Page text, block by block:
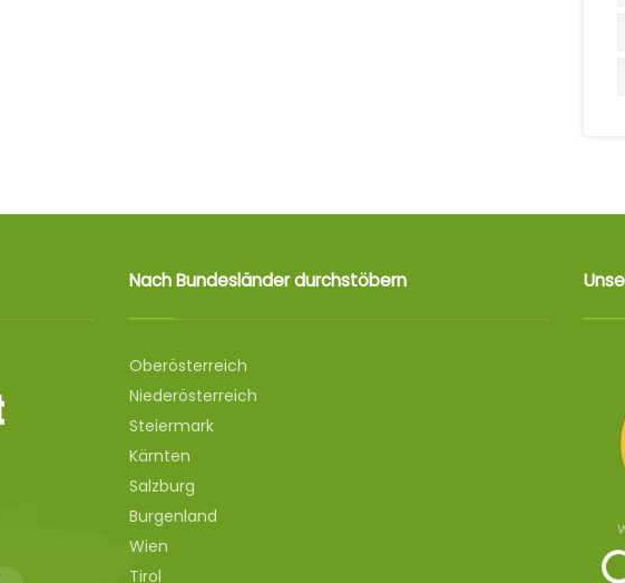
Nach Bundesländer durchstöbern
Oberösterreich
Niederösterreich
Steiermark
Kärnten
Salzburg
Burgenland
Wien
Tirol